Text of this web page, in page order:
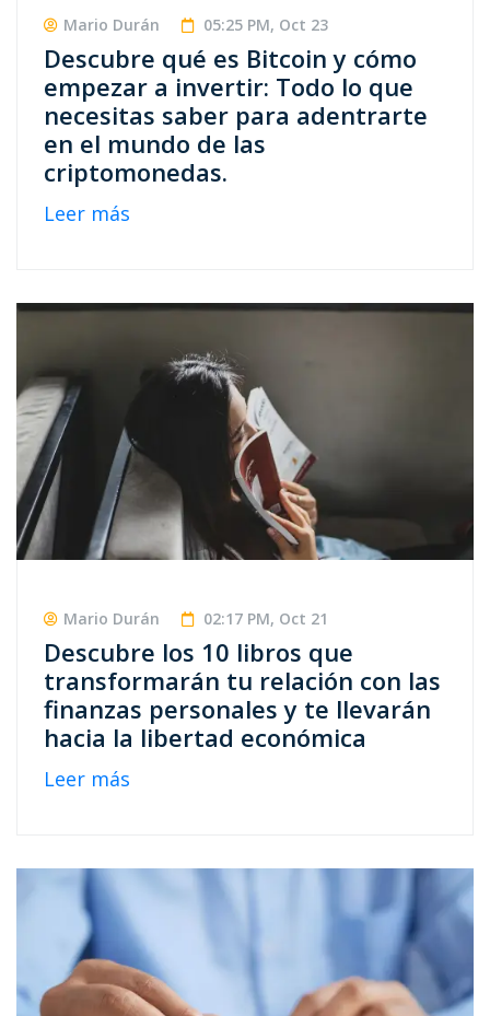
Mario Durán 05:25 PM, Oct 23
Descubre qué es Bitcoin y cómo
empezar a invertir: Todo lo que
necesitas saber para adentrarte
en el mundo de las
criptomonedas.
Leer más
Mario Durán 02:17 PM, Oct 21
Descubre los 10 libros que
transformarán tu relación con las
finanzas personales y te llevarán
hacia la libertad económica
Leer más